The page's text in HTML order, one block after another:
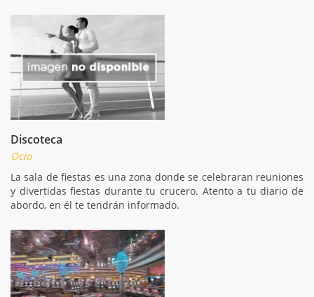
Discoteca
Ocio
La sala de fiestas es una zona donde se celebraran reuniones
y divertidas fiestas durante tu crucero. Atento a tu diario de
abordo, en él te tendrán informado.